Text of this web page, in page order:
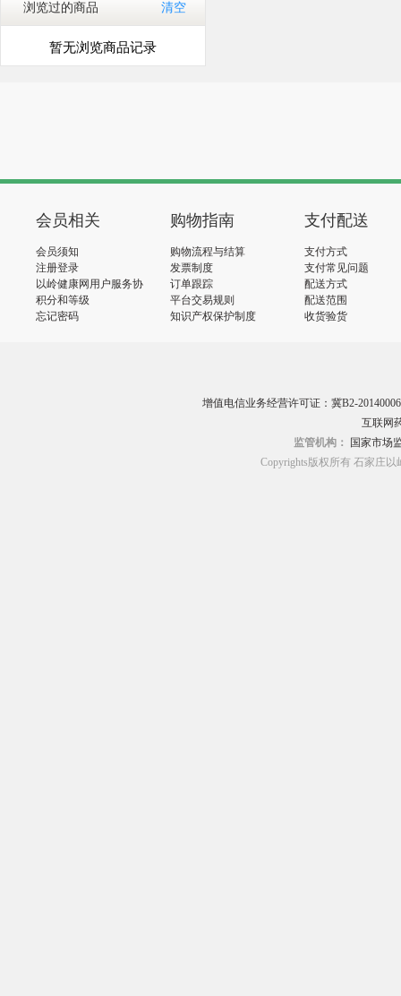
浏览过的商品 清空
暂无浏览商品记录
会员相关
会员须知
注册登录
以岭健康网用户服务协
议
积分和等级
忘记密码
购物指南
购物流程与结算
发票制度
订单跟踪
平台交易规则
知识产权保护制度
支付配送
支付方式
支付常见问题
配送方式
配送范围
收货验货
增值电信业务经营许可证：冀B2-20140006
互联网
监管机构：
国家市场
Copyrights版权所有 石家庄